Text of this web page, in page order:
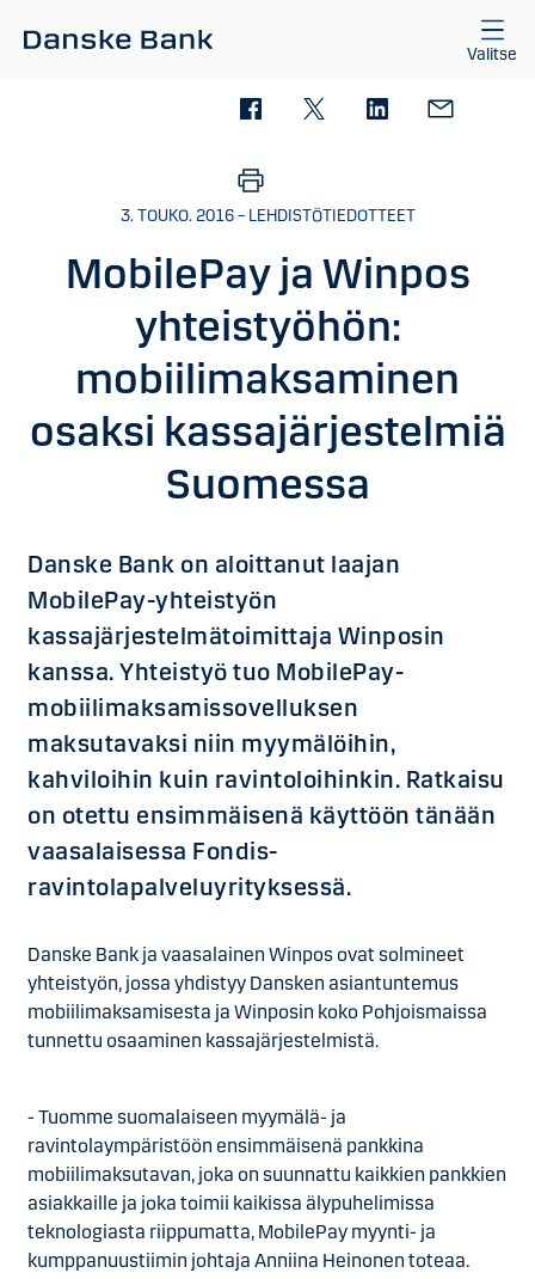
Valitse
3. TOUKO. 2016 – LEHDISTÖTIEDOTTEET
MobilePay ja Winpos
yhteistyöhön:
mobiilimaksaminen
osaksi kassajärjestelmiä
Suomessa
Danske Bank on aloittanut laajan
MobilePay-yhteistyön
kassajärjestelmätoimittaja Winposin
kanssa. Yhteistyö tuo MobilePay-
mobiilimaksamissovelluksen
maksutavaksi niin myymälöihin,
kahviloihin kuin ravintoloihinkin. Ratkaisu
on otettu ensimmäisenä käyttöön tänään
vaasalaisessa Fondis-
ravintolapalveluyrityksessä.
Danske Bank ja vaasalainen Winpos ovat solmineet
yhteistyön, jossa yhdistyy Dansken asiantuntemus
mobiilimaksamisesta ja Winposin koko Pohjoismaissa
tunnettu osaaminen kassajärjestelmistä.
- Tuomme suomalaiseen myymälä- ja
ravintolaympäristöön ensimmäisenä pankkina
mobiilimaksutavan, joka on suunnattu kaikkien pankkien
asiakkaille ja joka toimii kaikissa älypuhelimissa
teknologiasta riippumatta, MobilePay myynti- ja
kumppanuustiimin johtaja Anniina Heinonen toteaa.